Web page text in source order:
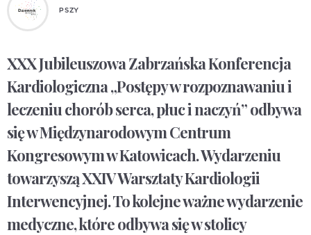
PSZY
XXX Jubileuszowa Zabrzańska Konferencja
Kardiologiczna „Postępy w rozpoznawaniu i
leczeniu chorób serca, płuc i naczyń” odbywa
się w Międzynarodowym Centrum
Kongresowym w Katowicach. Wydarzeniu
towarzyszą XXIV Warsztaty Kardiologii
Interwencyjnej. To kolejne ważne wydarzenie
medyczne, które odbywa się w stolicy